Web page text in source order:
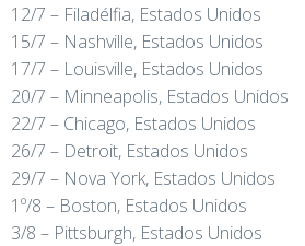
12/7 – Filadélfia, Estados Unidos
15/7 – Nashville, Estados Unidos
17/7 – Louisville, Estados Unidos
20/7 – Minneapolis, Estados Unidos
22/7 – Chicago, Estados Unidos
26/7 – Detroit, Estados Unidos
29/7 – Nova York, Estados Unidos
1º/8 – Boston, Estados Unidos
3/8 – Pittsburgh, Estados Unidos